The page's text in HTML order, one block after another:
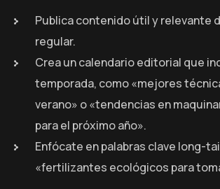
Publica contenido útil y relevante
regular.
Crea un calendario editorial que
temporada, como «mejores
verano» o «tendencias en
para el próximo año».
Enfócate en palabras clave long-
«fertilizantes ecológicos para